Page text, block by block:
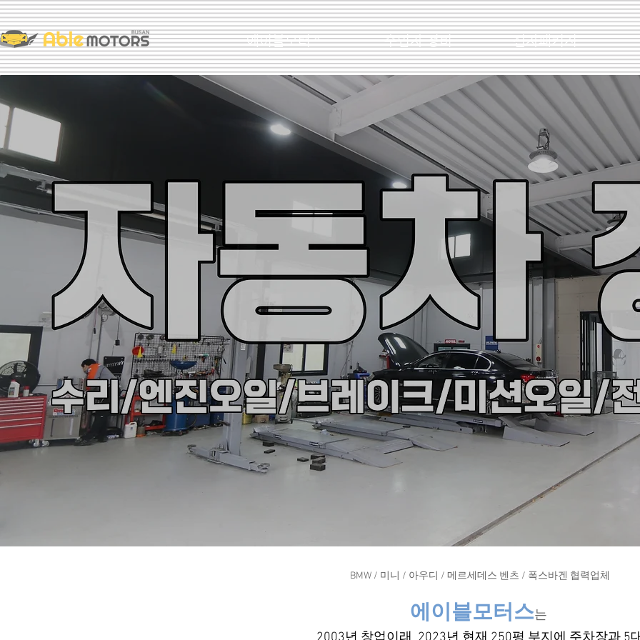
에이블모터스 수입차 정비 신차패키지
BMW / 미니 / 아우디 / 메르세데스 벤츠 / 폭스바겐 협력업체
에이블모터스는